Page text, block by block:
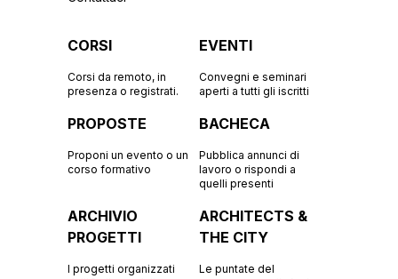
CORSI
Corsi da remoto, in
presenza o registrati.
EVENTI
Convegni e seminari
aperti a tutti gli iscritti
PROPOSTE
Proponi un evento o un
corso formativo
BACHECA
Pubblica annunci di
lavoro o rispondi a
quelli presenti
ARCHIVIO
PROGETTI
I progetti organizzati
ARCHITECTS &
THE CITY
Le puntate del